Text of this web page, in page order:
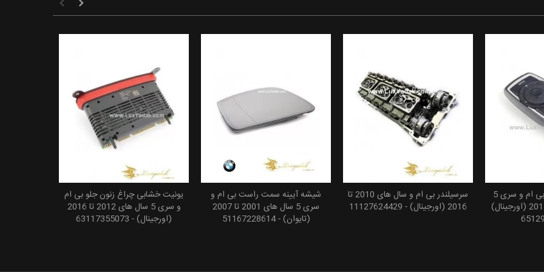
افزودن به سبد خرید
یونیت خشابی چراغ زنون جلو بی ام
و سری 5 سال های 2012 تا 2016
(اورجینال) - 63117355073
افزودن به سبد خرید
شیشه آیینه سمت راست بی ام و
سری 5 سال های 2001 تا 2007
(تایوان) - 51167228614
سرسیلندر بی ام و سال های 2010 تا
2016 (اورجینال) - 11127624429
سبد خرید
ریموت DVD عقب بی ام و سری 5
سال های 2011 تا 2017 (اورجینال)